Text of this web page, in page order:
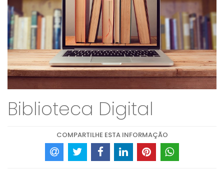
Biblioteca Digital
COMPARTILHE ESTA INFORMAÇÃO